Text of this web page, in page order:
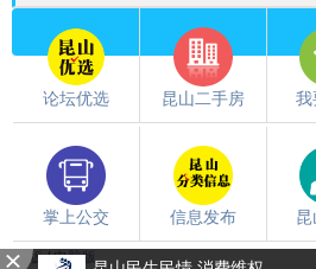
论坛优选 昆山二手房
掌上公交 信息发布
触屏版/电脑版